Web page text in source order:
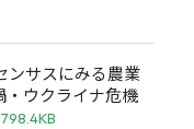
ンサスにみる農業
ウクライナ危機
798.4KB